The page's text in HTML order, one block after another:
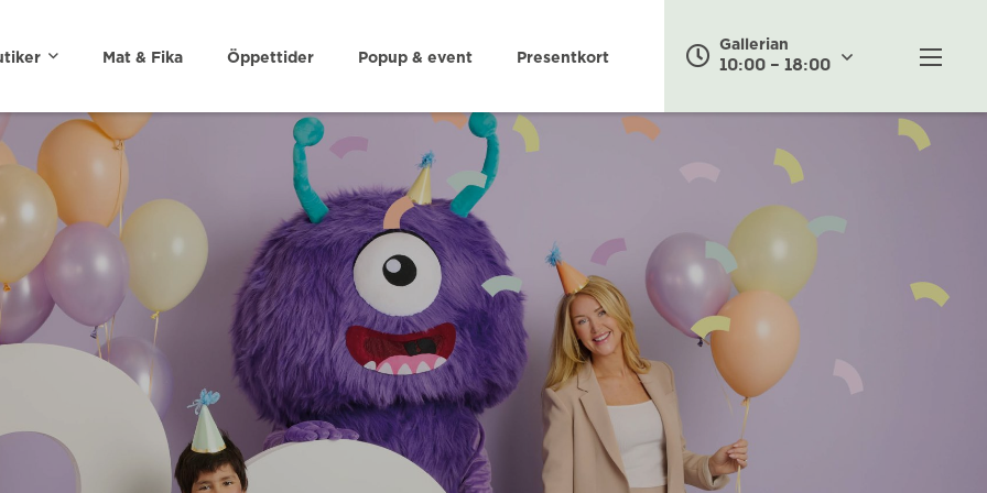
Mat & Fika Öppettider Popup & event Presentkort
Gallerian
10:00 – 18:00